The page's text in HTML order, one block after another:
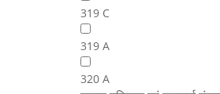
319 C
319 A
320 A